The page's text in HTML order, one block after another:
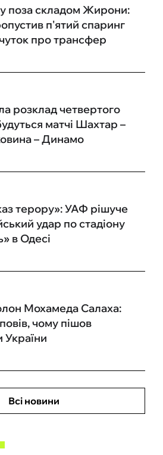
поза складом Жирони:
п'ятий спаринг
чуток про трансфер
розклад четвертого
матчі Шахтар –
– Динамо
терору»: УАФ рішуче
удар по стадіону
в Одесі
Мохамеда Салаха:
чому пішов
України
Всі новини